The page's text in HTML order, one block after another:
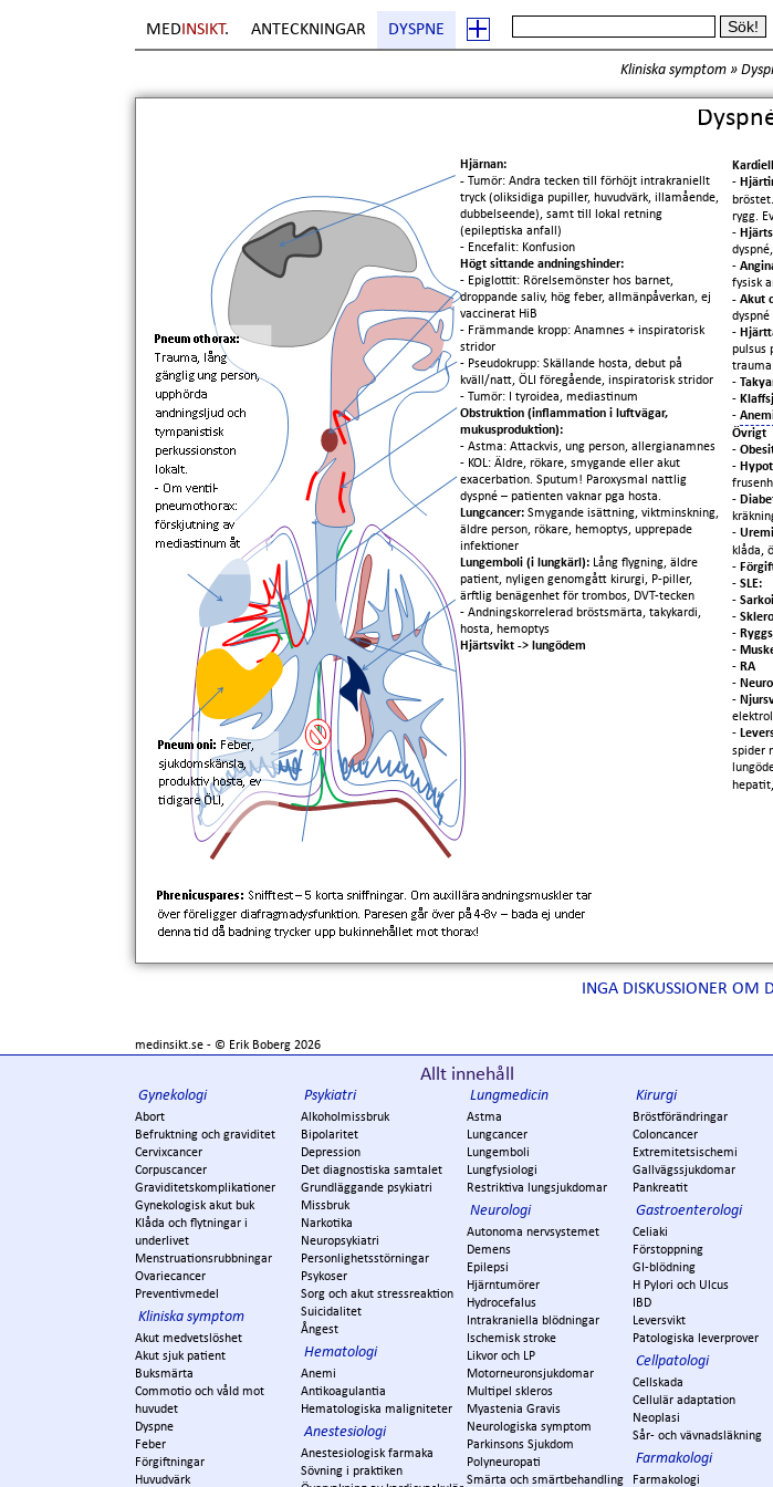
MED INSIKT. ANTECKNINGAR DYSPNE
Kliniska symptom»
Hjärnan:
- Tumör: Andra tecken till förhöjt intrakraniellt
tryck (oliksidiga pupiller, huvudvärk, illamående,
dubbelseende), samt till lokal retning
(epileptiska anfall)
- Encefalit: Konfusion
Högt sittande andningshinder:
- Epiglottit: Rörelsemönster hos barnet,
droppande saliv, hög feber, allmänpåverkan, ej
vaccinerat HiB
- Främmande kropp: Anamnes + inspiratorisk
stridor
- Pseudokrupp: Skällande hosta, debut på
kväll/natt, ÖLI föregående, inspiratorisk stridor
- Tumör: I tyroidea, mediastinum
Obstruktion (inflammation i luftvägar,
mukusproduktion):
- Astma: Attackvis, ung person, allergianamnes
- KOL: Äldre, rökare, smygande eller akut
exacerbation. Sputum! Paroxysmal nattlig
dyspné – patienten vaknar pga hosta.
Lungcancer: Smygande isättning, viktminskning,
äldre person, rökare, hemoptys, upprepade
infektioner
Lungemboli (i lungkärl): Lång flygning, äldre
patient, nyligen genomgått kirurgi, P-piller,
ärftlig benägenhet för trombos, DVT-tecken
- Andningskorrelerad bröstsmärta, takykardi,
hosta, hemoptys
Hjärtsvikt -> lungödem
-
rygg.
-
-
fysisk
- Akut
-
pulsus
trauma.
-
-
-
Övrigt
-
-
-
-
klåda,
-
- SLE:
-
-
-
-
- RA
-
-
-
spider
INGA DISKUSSIONER OM
medinsikt.se - © Erik Boberg 2026
Allt innehåll
Gynekologi
Abort
Befruktning och graviditet
Cervixcancer
Corpuscancer
Graviditetskomplikationer
Gynekologisk akut buk
Klåda och flytningar i
underlivet
Menstruationsrubbningar
Ovariecancer
Preventivmedel
Kliniska symptom
Akut medvetslöshet
Akut sjuk patient
Buksmärta
Commotio och våld mot
huvudet
Dyspne
Feber
Förgiftningar
Huvudvärk
Psykiatri
Alkoholmissbruk
Bipolaritet
Depression
Det diagnostiska samtalet
Grundläggande psykiatri
Missbruk
Narkotika
Neuropsykiatri
Personlighetsstörningar
Psykoser
Sorg och akut stressreaktion
Suicidalitet
Ångest
Hematologi
Anemi
Antikoagulantia
Hematologiska maligniteter
Anestesiologi
Anestesiologisk farmaka
Sövning i praktiken
Lungmedicin
Astma
Lungcancer
Lungemboli
Lungfysiologi
Restriktiva lungsjukdomar
Neurologi
Autonoma nervsystemet
Demens
Epilepsi
Hjärntumörer
Hydrocefalus
Intrakraniella blödningar
Ischemisk stroke
Likvor och LP
Motorneuronsjukdomar
Multipel skleros
Myastenia Gravis
Neurologiska symptom
Parkinsons Sjukdom
Polyneuropati
Smärta och smärtbehandling
Kirurgi
Bröstförändringar
Coloncancer
Extremitetsischemi
Gallvägssjukdomar
Pankreatit
Gastroenterologi
Celiaki
Förstoppning
GI-blödning
H Pylori och Ulcus
IBD
Leversvikt
Patologiska leverprover
Cellpatologi
Cellskada
Cellulär adaptation
Neoplasi
Sår- och vävnadsläkning
Farmakologi
Farmakologi